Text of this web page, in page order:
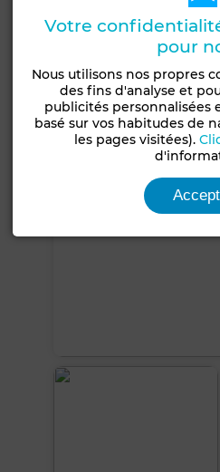
Climatisation Chauffage
Four
Voir plus de photos
Votre
pour
Nous utilisons nos propres
des fins d'analyse et
publicités
basé sur vos habitudes de
les pages visitées).